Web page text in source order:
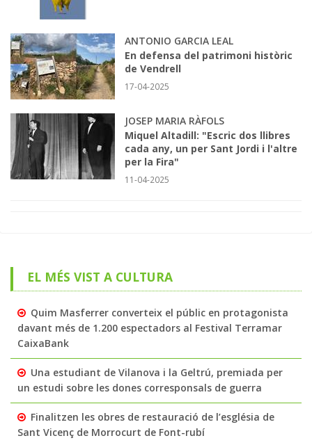
ANTONIO GARCIA LEAL
En defensa del patrimoni històric
de Vendrell
17-04-2025
JOSEP MARIA RÀFOLS
Miquel Altadill: "Escric dos llibres
cada any, un per Sant Jordi i l'altre
per la Fira"
11-04-2025
EL MÉS VIST A CULTURA
Quim Masferrer converteix el públic en protagonista
davant més de 1.200 espectadors al Festival Terramar
CaixaBank
Una estudiant de Vilanova i la Geltrú, premiada per
un estudi sobre les dones corresponsals de guerra
Finalitzen les obres de restauració de l’església de
Sant Vicenç de Morrocurt de Font-rubí